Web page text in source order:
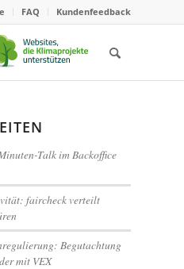
FAQ Kundenfeedback
Talk im Backoffice
faircheck verteilt
Begutachtung
mit VEX